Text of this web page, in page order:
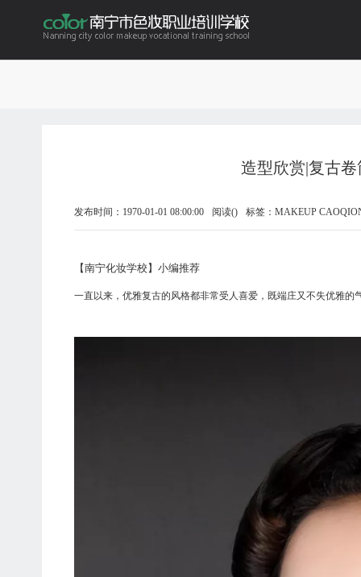
造型欣赏|复古
发布时间： 1970-01-01 08:00:00 阅读() 标签： MAKEUP
【南宁化妆学校】 小编推荐
一直以来，优雅复古的风格都非常受人喜爱，既端庄又不失优雅